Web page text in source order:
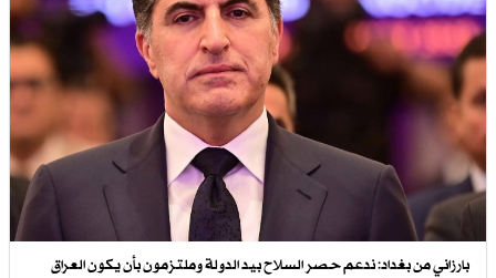
بارزاني من بغداد: ندعم حصر السلاح بيد الدولة وملتزمون بأن يكون العراق